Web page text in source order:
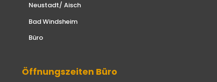
Neustadt/ Aisch
Bad Windsheim
Büro
Öffnungszeiten Büro